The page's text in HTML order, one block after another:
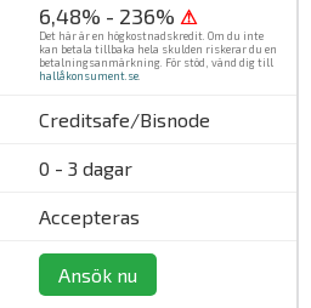
6,48% - 236% ⚠
Det här är en högkostnadskredit. Om du inte
kan betala tillbaka hela skulden riskerar du en
betalningsanmärkning. För stöd, vänd dig till
hallåkonsument.se
Creditsafe/Bisnode
0 - 3 dagar
Accepteras
Ansök nu